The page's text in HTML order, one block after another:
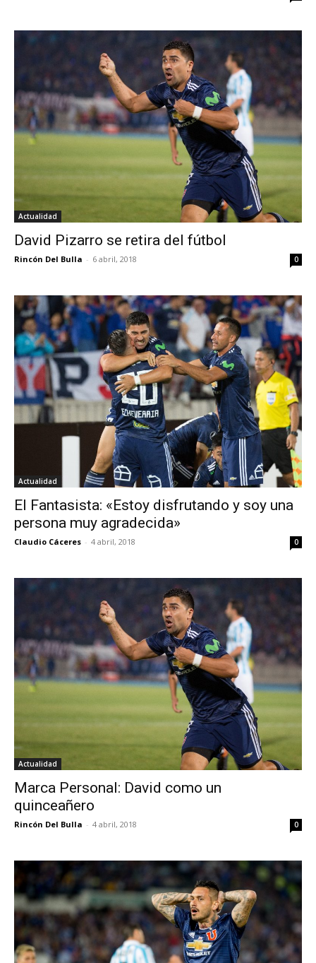
Actualidad
David Pizarro se retira del fútbol
Rincón Del Bulla - 6 abril, 2018 0
Actualidad
El Fantasista: «Estoy disfrutando y soy una
persona muy agradecida»
Claudio Cáceres - 4 abril, 2018 0
Actualidad
Marca Personal: David como un
quinceañero
Rincón Del Bulla - 4 abril, 2018 0